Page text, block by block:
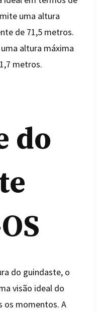
uma altura
de 71,5 metros.
altura máxima
metros.
do
do guindaste, o
visão ideal do
os momentos. A